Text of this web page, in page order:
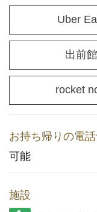
採用情報Uber
出前
rocket
お持ち帰りの電
可能
施設